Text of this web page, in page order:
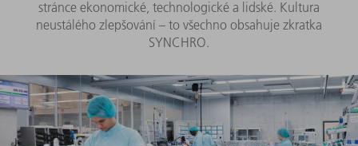
stránce ekonomické, technologické a lidské. Kultura
neustálého zlepšování – to všechno obsahuje zkratka
SYNCHRO.